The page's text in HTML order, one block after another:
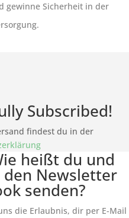
gewinne Sicherheit in der
Subscribed!
findest du in der
heißt du und
Newsletter
senden?
die Erlaubnis, dir per E-Mail